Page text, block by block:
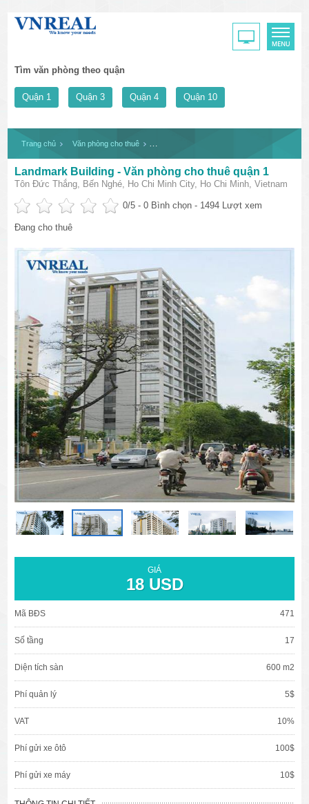
Tìm văn phòng theo quận
Quận 1 Quận 3 Quận 4 Quận 10
Trang chủ Văn phòng cho thuê
Landmark Building - Văn phòng cho thuê quận 1
Tôn Đức Thắng, Bến Nghé, Ho Chi Minh City, Ho Chi Minh, Vietnam
0/5 -0 Bình chọn - 1494 Lượt xem
Đang cho thuê
GIÁ
18 USD
Mã BĐS 471
Số tầng 17
Diện tích sàn 600 m2
Phí quản lý 5$
VAT 10%
Phí gửi xe ôtô 100$
Phí gửi xe máy 10$
văn phòng cho thuê quận 3
văn phòng quận 1
văn phòng quận 3
cao ốc văn phòng quận 1
cao ốc văn phòng quận 3